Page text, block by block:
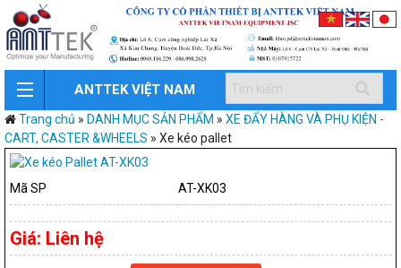
ANTTEK VIỆT NAM
Trang chủ » DANH MỤC SẢN PHẨM » XE ĐẨY HÀNG VÀ PHỤ KIỆN -
CART, CASTER &WHEELS » Xe kéo pallet
Mã SP AT-XK03
Giá: Liên hệ